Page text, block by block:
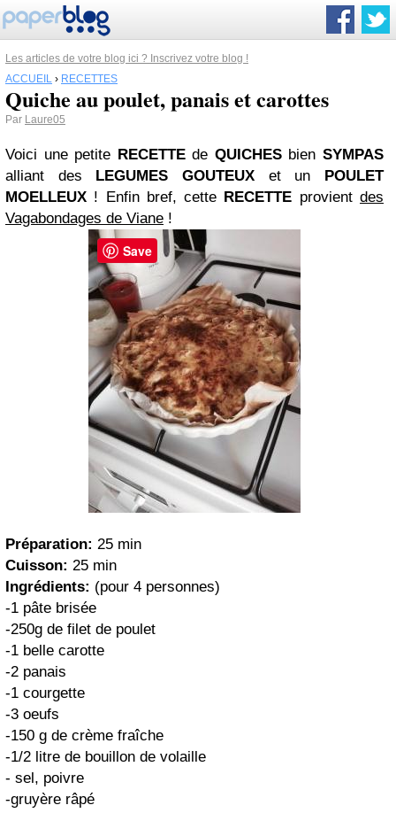
Les articles de votre blog ici ? Inscrivez votre blog !
ACCUEIL › RECETTES
Quiche au poulet, panais et carottes
Par Laure05
Voici une petite RECETTEde QUICHESbienSYMPAS
alliant des LEGUMES GOUTEUX et un POULET
MOELLEUX ! Enfin bref, cette RECETTE provientdes
Vagabondages de Viane !
Préparation: 25 min
Cuisson: 25 min
Ingrédients: (pour 4 personnes)
-1 pâte brisée
-250g de filet de poulet
-1 belle carotte
-2 panais
-1 courgette
-3 oeufs
-150 g de crème fraîche
-1/2 litre de bouillon de volaille
- sel, poivre
-gruyère râpé
Save